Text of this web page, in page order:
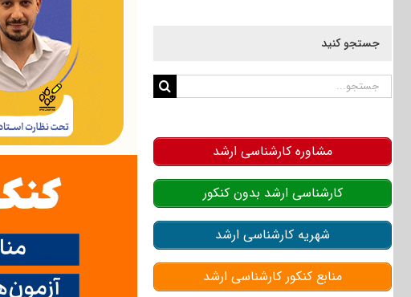
جستجو کنید
جستجو
مشاوره کارشناسی ارشد
کارشناسی ارشد بدون کنکور
شهریه کارشناسی ارشد
منابع کنکور کارشناسی ارشد